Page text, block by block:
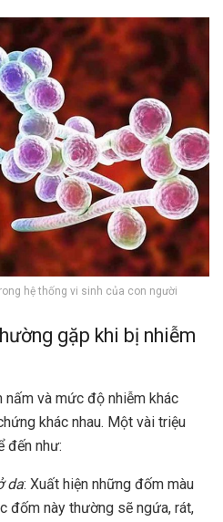
hệ thống vi sinh của con người
gặp khi bị nhiễm
nấm và mức độ nhiễm khác
khác nhau. Một vài triệu
đến như:
da: Xuất hiện những đốm màu
đốm này thường sẽ ngứa, rát,